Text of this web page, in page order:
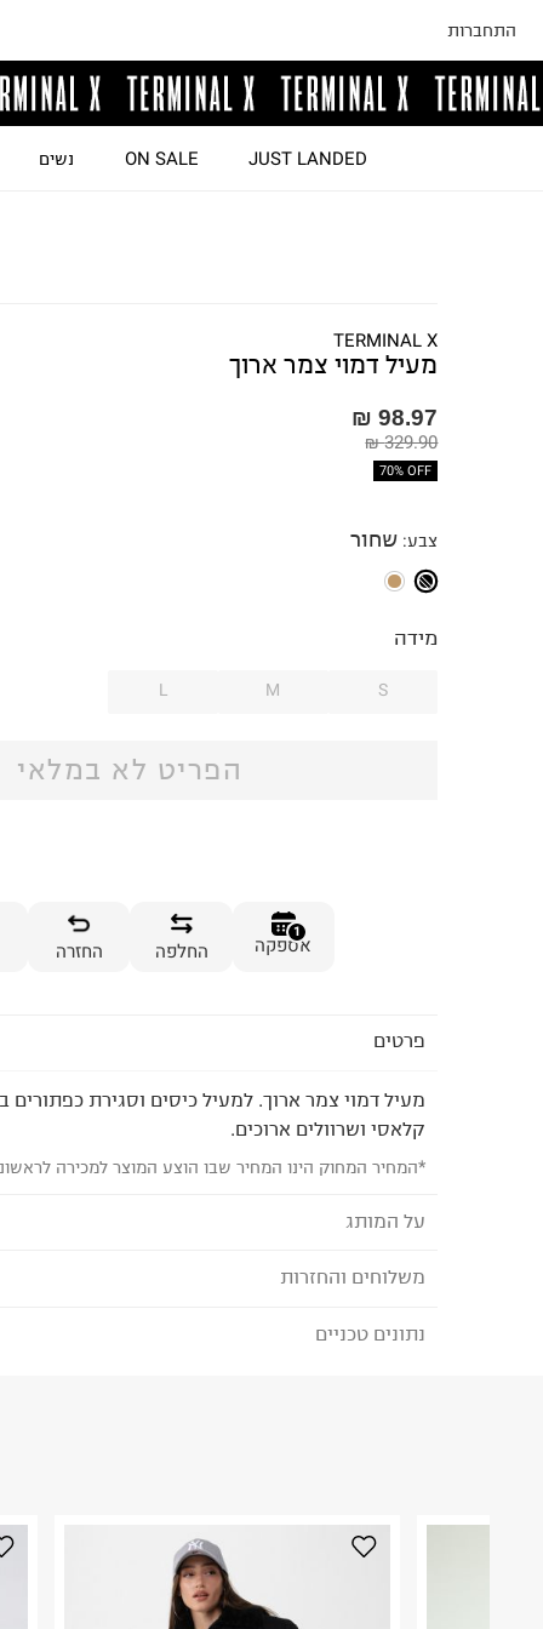
התחברות
JUST LANDED
ON SALE נשים
TERMINAL X
מעיל דמוי צמר ארוך
98.97 ₪
329.90 ₪
70% OFF
צבע: שחור
מידה
S
M
L
הפריט לא במלאי
1
אספקה החלפה החזרה
פרטים
מעיל דמוי צמר ארוך. למעיל כיסים וסגירת כפתורים
קלאסי ושרוולים ארוכים.
*המחיר המחוק הינו המחיר שבו הוצע המוצר למכירה
על המותג
TERMINAL X - טרמינל איקס
משלוחים והחזרות
לבחירת בשיטת המשלוח המתאימה לכם,
לפני החזרת החבילה, חשוב להדביק את מדבקת
במקום בו הודבקה הכתובת שלכם.
נתונים טכניים